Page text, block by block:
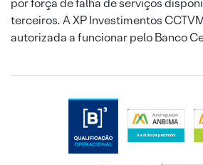
por força de falha de serviços
terceiros. A XP Investimentos
autorizada a funcionar pelo Banco